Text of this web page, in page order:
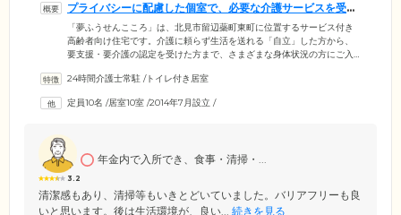
プライバシーに配慮した個室で、必要な介護サービスを受け
られます
「夢ふうせんこころ」は、北見市留辺蘂町東町に位置するサービス付き
高齢者向け住宅です。介護に頼らず生活を送れる「自立」した方から、
要支援・要介護の認定を受けた方まで、さまざまな身体状況の方にご入
室でご用意いたしました。プライバシーの保たれた空間で、おひとりの
とも可能ですので、介護を必要とする方もご安心ください。また、医療
24時間介護士常駐 /トイレ付き居室
定員10名 /居室10室 /2014年7月設立 /
3.2
年金内で入所でき、食事・清掃・...
清潔感もあり、清掃等もいきとどいていました。バリアフリーも良
いと思います。後は生活環境が、良い... 続きを見る